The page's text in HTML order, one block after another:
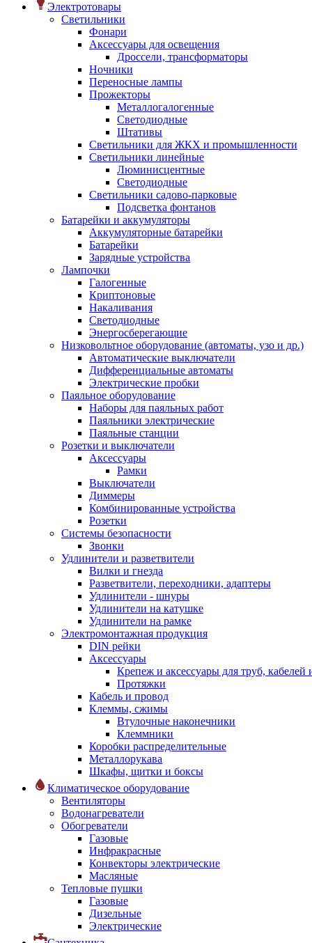
Электротовары
Светильники
Фонари
Аксессуары для освещения
Дроссели, трансформаторы
Ночники
Переносные лампы
Прожекторы
Металлогалогенные
Светодиодные
Штативы
Светильники для ЖКХ и промышленности
Светильники линейные
Люминисцентные
Светодиодные
Светильники садово-парковые
Подсветка фонтанов
Батарейки и аккумуляторы
Аккумуляторные батарейки
Батарейки
Зарядные устройства
Лампочки
Галогенные
Криптоновые
Накаливания
Светодиодные
Энергосберегающие
Низковольтное оборудование (автоматы, узо и др.)
Автоматические выключатели
Дифференциальные автоматы
Электрические пробки
Паяльное оборудование
Наборы для паяльных работ
Паяльники электрические
Паяльные станции
Розетки и выключатели
Аксессуары
Рамки
Выключатели
Диммеры
Комбинированные устройства
Розетки
Системы безопасности
Звонки
Удлинители и разветвители
Вилки и гнезда
Разветвители, переходники, адаптеры
Удлинители - шнуры
Удлинители на катушке
Удлинители на рамке
Электромонтажная продукция
DIN рейки
Аксессуары
Крепеж и аксессуары для труб, кабелей
Протяжки
Кабель и провод
Клеммы, сжимы
Втулочные наконечники
Клеммники
Коробки распределительные
Металлорукава
Шкафы, щитки и боксы
Климатическое оборудование
Вентиляторы
Водонагреватели
Обогреватели
Газовые
Инфракрасные
Конвекторы электрические
Масляные
Тепловые пушки
Газовые
Дизельные
Электрические